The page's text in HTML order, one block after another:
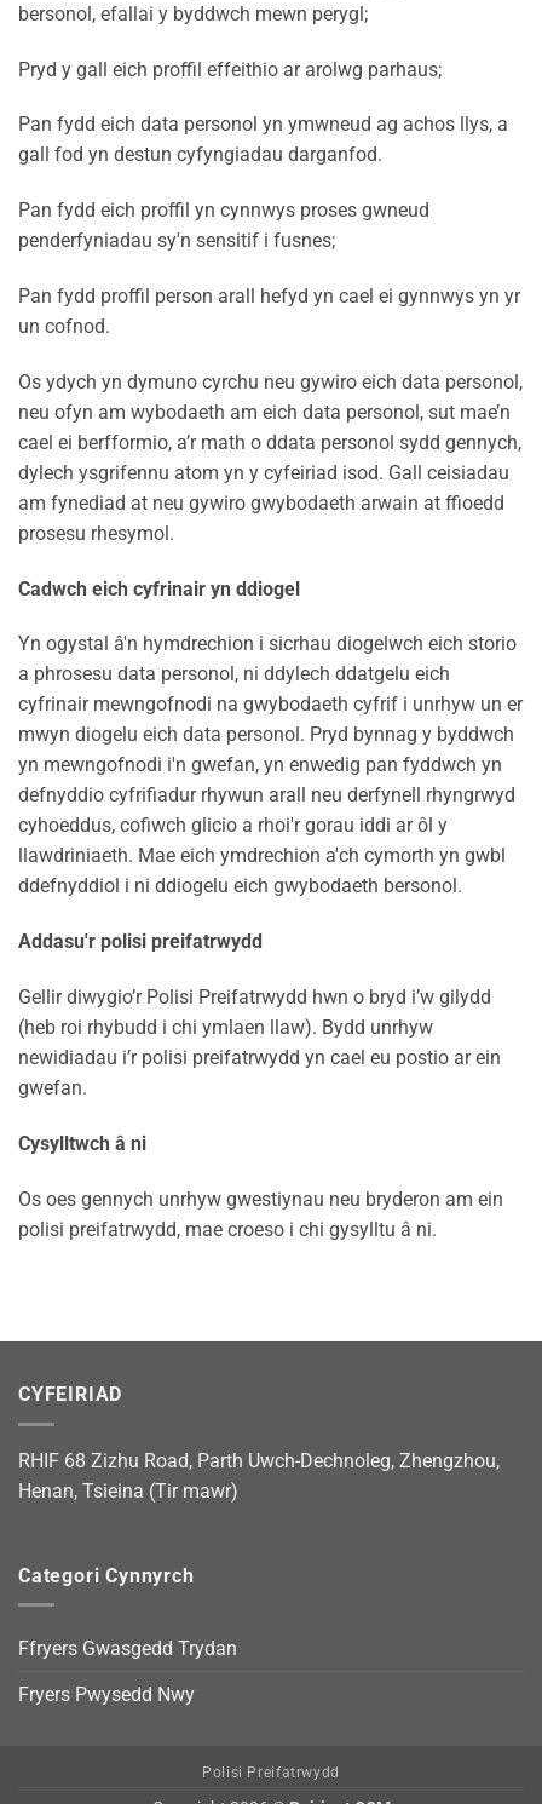
bersonol, efallai y byddwch mewn perygl;
Pryd y gall eich proffil effeithio ar arolwg parhaus;
Pan fydd eich data personol yn ymwneud ag achos llys, a
gall fod yn destun cyfyngiadau darganfod.
Pan fydd eich proffil yn cynnwys proses gwneud
penderfyniadau sy'n sensitif i fusnes;
Pan fydd proffil person arall hefyd yn cael ei gynnwys yn yr
un cofnod.
Os ydych yn dymuno cyrchu neu gywiro eich data personol,
neu ofyn am wybodaeth am eich data personol, sut mae’n
cael ei berfformio, a’r math o ddata personol sydd gennych,
dylech ysgrifennu atom yn y cyfeiriad isod. Gall ceisiadau
am fynediad at neu gywiro gwybodaeth arwain at ffioedd
prosesu rhesymol.
Cadwch eich cyfrinair yn ddiogel
Yn ogystal â'n hymdrechion i sicrhau diogelwch eich storio
a phrosesu data personol, ni ddylech ddatgelu eich
cyfrinair mewngofnodi na gwybodaeth cyfrif i unrhyw un er
mwyn diogelu eich data personol. Pryd bynnag y byddwch
yn mewngofnodi i'n gwefan, yn enwedig pan fyddwch yn
defnyddio cyfrifiadur rhywun arall neu derfynell rhyngrwyd
cyhoeddus, cofiwch glicio a rhoi'r gorau iddi ar ôl y
llawdriniaeth. Mae eich ymdrechion a'ch cymorth yn gwbl
ddefnyddiol i ni ddiogelu eich gwybodaeth bersonol.
Addasu'r polisi preifatrwydd
Gellir diwygio’r Polisi Preifatrwydd hwn o bryd i’w gilydd
(heb roi rhybudd i chi ymlaen llaw). Bydd unrhyw
newidiadau i’r polisi preifatrwydd yn cael eu postio ar ein
gwefan.
Cysylltwch â ni
Os oes gennych unrhyw gwestiynau neu bryderon am ein
polisi preifatrwydd, mae croeso i chi gysylltu â ni.
CYFEIRIAD
RHIF 68 Zizhu Road, Parth Uwch-Dechnoleg, Zhengzhou,
Henan, Tsieina (Tir mawr)
Categori Cynnyrch
Ffryers Gwasgedd Trydan
Fryers Pwysedd Nwy
Polisi Preifatrwydd